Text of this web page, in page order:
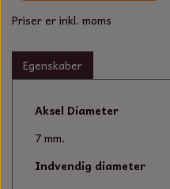
UNIVERSAL
UNIVERSAL
Priser er inkl. moms
Egenskaber
Aksel Diameter
7 mm.
Indvendig diameter